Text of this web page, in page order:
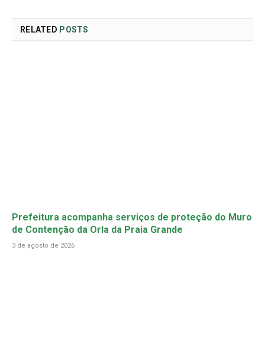
RELATED POSTS
Prefeitura acompanha serviços de proteção do Muro
de Contenção da Orla da Praia Grande
3 de agosto de 2026